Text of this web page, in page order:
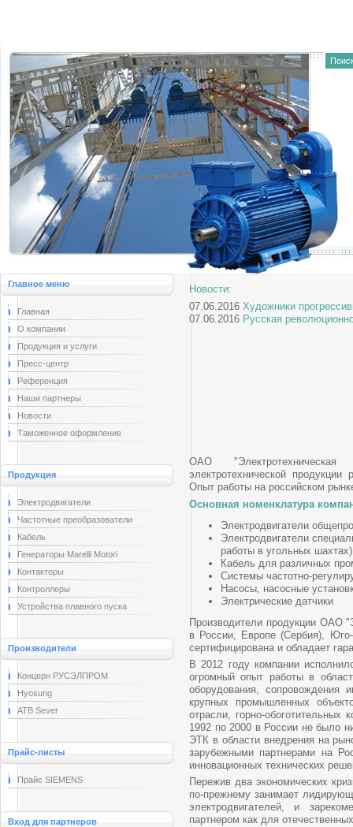
Главное меню
Главная
О компании
Продукция и услуги
Пресс-центр
Референция
Наши партнеры
Новости
Таможенное оформление
Продукция
Электродвигатели
Частотные преобразователи
Кабель
Генераторы Marelli Motori
Контакторы
Контроллеры
Устройства плавного пуска
Производители
Концерн РУСЭЛПРОМ
Hyosung
ATB Sever
Прайс-листы
Прайс SIEMENS
Вход для партнеров
Новости:
07.06.2016 Художники
07.06.2016 Русская
ОАО "Электротехническая
электротехнической
Опыт работы на российском
Основная номенклатура
Электродвигатели
Электродвигатели
работы в угольных шахтах)
Кабель для различных
Системы частотно-
Насосы, насосные
Электрические датчики
Производители продукции ОАО
в России, Европе (Сербия),
сертифицирована и обладает
В 2012 году компании
огромный опыт работы в
оборудования, сопровождения
крупных промышленных
отрасли, горно-обоготительных
1992 по 2000 в России не было
ЭТК в области внедрения на
зарубежными партнерами на
инновационных технических
Пережив два экономических
по-прежнему занимает
электродвигателей, и
партнером как для